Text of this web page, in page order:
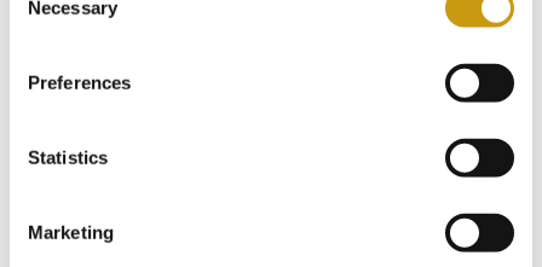
Selection
Necessary
Preferences
Statistics
Marketing